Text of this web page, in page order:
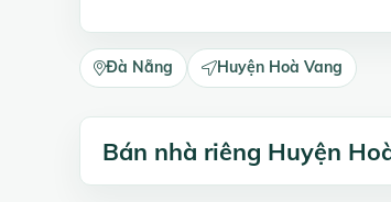
Đà Nẵng Huyện Hoà Vang
Bán nhà riêng Huyện